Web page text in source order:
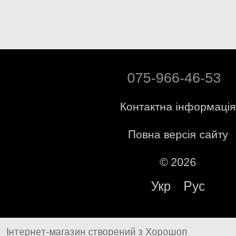
075-966-46-53
Контактна інформація
Повна версія сайту
© 2026
Укр Рус
Інтернет-магазин створений з Хорошоп